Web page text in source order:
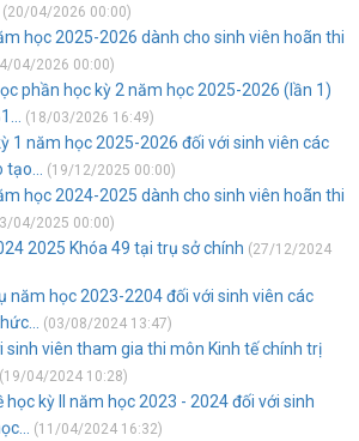
(20/04/2026 00:00)
học 2025-2026 dành cho sinh viên hoãn thi
04/2026 00:00)
phần học kỳ 2 năm học 2025-2026 (lần 1)
(18/03/2026 16:49)
1 năm học 2025-2026 đối với sinh viên các
(19/12/2025 00:00)
học 2024-2025 dành cho sinh viên hoãn thi
04/2025 00:00)
2025 Khóa 49 tại trụ sở chính (27/12/2024
năm học 2023-2204 đối với sinh viên các
(03/08/2024 13:47)
sinh viên tham gia thi môn Kinh tế chính trị
(19/04/2024 10:28)
học kỳ II năm học 2023 - 2024 đối với sinh
(11/04/2024 16:32)